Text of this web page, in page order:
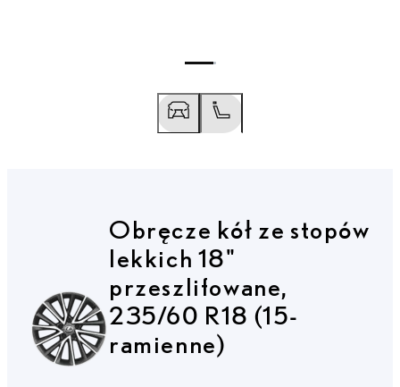
Przesuń do poprzedniego
Przesuń do następnego
Obręcze kół ze stopów
lekkich 18"
przeszlifowane,
235/60 R18 (15-
ramienne)